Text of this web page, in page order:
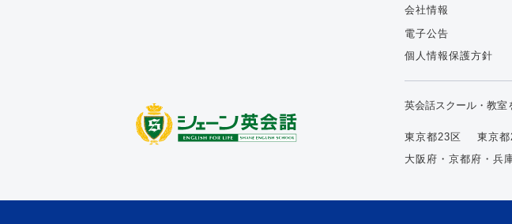
会社情報
電子公告
個人情報保護方針
英会話スクール・教室
東京都23区 東京
大阪府・京都府・兵